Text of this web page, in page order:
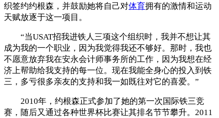
织签约约根森，并鼓励她将自己对体育拥有的激情和运动
天赋放逐于这一项目。
“当USAT招我进铁人三项这个组织时，我并不想让其
成为我的一个职业，因为我觉得我还不够好。那时，我也
不愿意放弃我在安永会计师事务所的工作，因为我想在经
济上帮助给我支持的每一位。现在我能全身心的投入到铁
三，多亏很多亲友的支持和我一如既往对它的喜爱。”
2010年，约根森正式参加了她的第一次国际铁三竞
赛，随后又通过各种世界杯比赛让其排名节节攀升。2011